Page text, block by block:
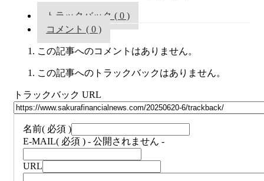
トラックバック ( 0 )
コメント ( 0 )
この記事へのコメントはありません。
この記事へのトラックバックはありません。
トラックバック URL
名前( 必須 )
E-MAIL( 必須 ) - 公開されません -
URL